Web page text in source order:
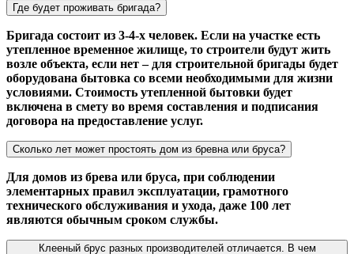
Где будет проживать бригада?
Бригада состоит из 3-4-х человек. Если на участке есть
утепленное временное жилище, то строители будут жить
возле объекта, если нет – для строительной бригады будет
оборудована бытовка со всеми необходимыми для жизни
условиями. Стоимость утепленной бытовки будет
включена в смету во время составления и подписания
договора на предоставление услуг.
Сколько лет может простоять дом из бревна или бруса?
Для домов из брева или бруса, при соблюдении
элементарных правил эксплуатации, грамотного
технического обслуживания и ухода, даже 100 лет
являются обычным сроком службы.
Клееный брус разных производителей отличается. В чем